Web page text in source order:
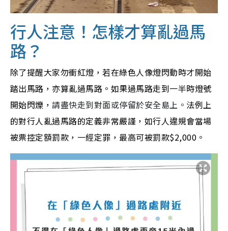
行人注意！怎樣才算亂過馬
路？
除了提醒大家勿衝紅燈，若在綠色人像燈閃動時才開始
踏出馬路，亦算亂過馬路。如果過馬路走到一半時燈號
開始閃爍，請盡快走到對面或停留於安全島上。 法例上
的對行人亂過馬路的定義非常嚴謹，如行人違規會當場
被票控定額罰款， 一經定罪，最高可被罰款$2,000。